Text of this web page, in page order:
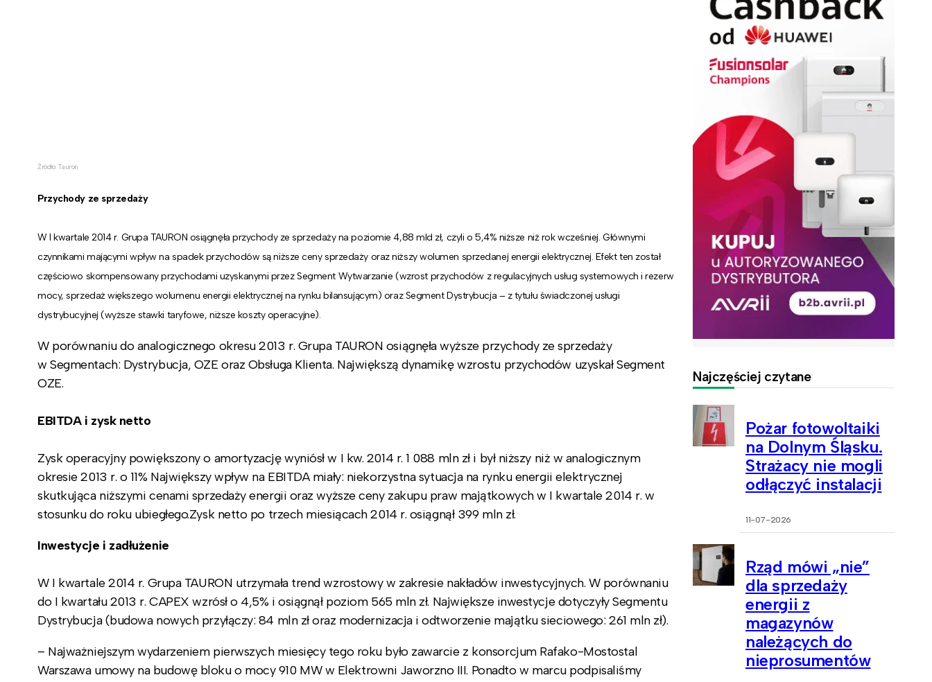
Źródło: Tauron
Przychody ze sprzedaży
W I kwartale 2014 r. Grupa TAURON osiągnęła przychody ze sprzedaży na poziomie 4,88 mld zł, czyli o 5,4% niższe niż rok wcześniej. Głównymi
czynnikami mającymi wpływ na spadek przychodów są niższe ceny sprzedaży oraz niższy wolumen sprzedanej energii elektrycznej. Efekt ten został
częściowo skompensowany przychodami uzyskanymi przez Segment Wytwarzanie (wzrost przychodów z regulacyjnych usług systemowych i rezerw
mocy, sprzedaż większego wolumenu energii elektrycznej na rynku bilansującym) oraz Segment Dystrybucja – z tytułu świadczonej usługi
dystrybucyjnej (wyższe stawki taryfowe, niższe koszty operacyjne).
W porównaniu do analogicznego okresu 2013 r. Grupa TAURON osiągnęła wyższe przychody ze sprzedaży
w Segmentach: Dystrybucja, OZE oraz Obsługa Klienta. Największą dynamikę wzrostu przychodów uzyskał Segment
OZE.
EBITDA i zysk netto
Zysk operacyjny powiększony o amortyzację wyniósł w I kw. 2014 r. 1 088 mln zł i był niższy niż w analogicznym
okresie 2013 r. o 11% Największy wpływ na EBITDA miały: niekorzystna sytuacja na rynku energii elektrycznej
skutkująca niższymi cenami sprzedaży energii oraz wyższe ceny zakupu praw majątkowych w I kwartale 2014 r. w
stosunku do roku ubiegłego.Zysk netto po trzech miesiącach 2014 r. osiągnął 399 mln zł.
Inwestycje i zadłużenie
W I kwartale 2014 r. Grupa TAURON utrzymała trend wzrostowy w zakresie nakładów inwestycyjnych. W porównaniu
do I kwartału 2013 r. CAPEX wzrósł o 4,5% i osiągnął poziom 565 mln zł. Największe inwestycje dotyczyły Segmentu
Dystrybucja (budowa nowych przyłączy: 84 mln zł oraz modernizacja i odtworzenie majątku sieciowego: 261 mln zł).
– Najważniejszym wydarzeniem pierwszych miesięcy tego roku było zawarcie z konsorcjum Rafako-Mostostal
Warszawa umowy na budowę bloku o mocy 910 MW w Elektrowni Jaworzno III. Ponadto w marcu podpisaliśmy
Najczęściej czytane
Pożar fotowoltaiki
na Dolnym Śląsku.
Strażacy nie mogli
odłączyć instalacji
11-07-2026
Rząd mówi „nie”
dla sprzedaży
energii z
magazynów
należących do
nieprosumentów